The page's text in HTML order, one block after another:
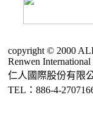
copyright © 2000
Renwen
仁人國際股份有限
TEL：886-4-